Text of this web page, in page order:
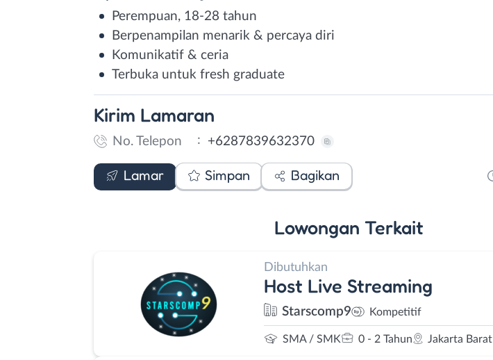
Perempuan, 18-28 tahun
Berpenampilan menarik & percaya diri
Komunikatif & ceria
Terbuka untuk fresh graduate
Kirim Lamaran
No. Telepon : +6287839632370
Lamar
WhatsApp
Simpan Bagikan
Lowongan Terkait
Dibutuhkan
Host Live Streaming
Starscomp9 Kompetitif
SMA / SMK 0 - 2 Tahun Jakarta Barat